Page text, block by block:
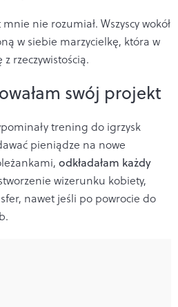
nie rozumiał. Wszyscy wokół
w siebie marzycielkę, która w
rzeczywistością.
swój projekt
trening do igrzysk
pieniądze na nowe
odkładałam każdy
wizerunku kobiety,
nawet jeśli po powrocie do